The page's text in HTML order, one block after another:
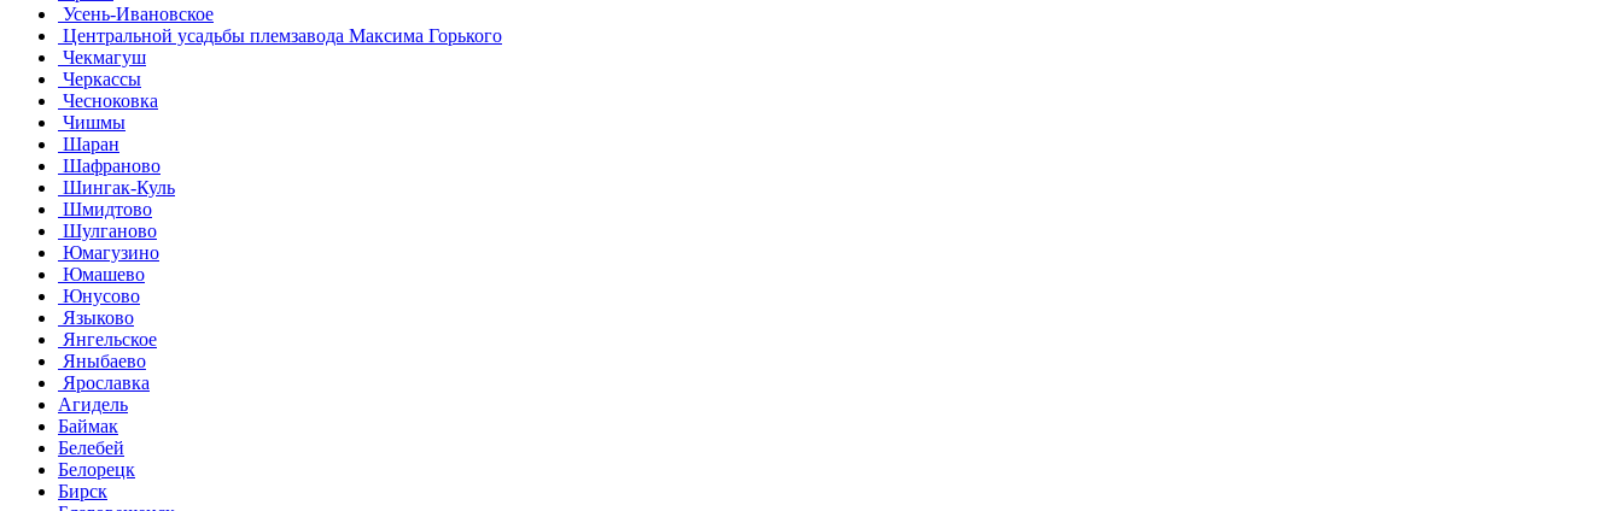
Усень-Ивановское
Центральной усадьбы племзавода Максима Горького
Чекмагуш
Черкассы
Чесноковка
Чишмы
Шаран
Шафраново
Шингак-Куль
Шмидтово
Шулганово
Юмагузино
Юмашево
Юнусово
Языково
Янгельское
Яныбаево
Ярославка
Агидель
Баймак
Белебей
Белорецк
Бирск